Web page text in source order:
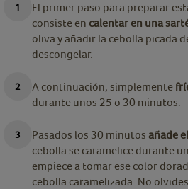
El primer paso para preparar
consiste en calentar en una
oliva y añadir la cebolla picada
descongelar.
A continuación, simplemente
durante unos 25 o 30 minutos.
Pasados los 30 minutos añade
cebolla se caramelice durante
empiece a tomar ese color
cebolla caramelizada. No